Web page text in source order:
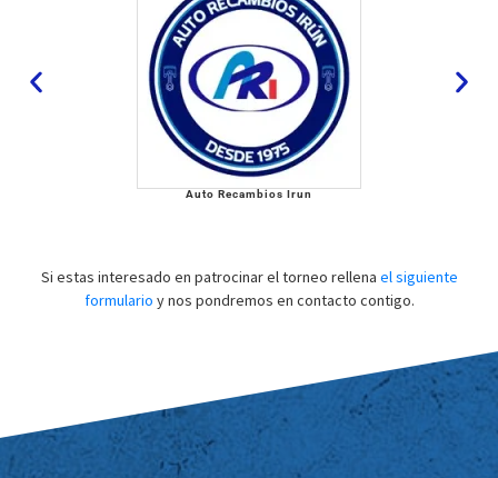
Auto Recambios Irun
Si estas interesado en patrocinar el torneo rellena el siguiente
formulario y nos pondremos en contacto contigo.